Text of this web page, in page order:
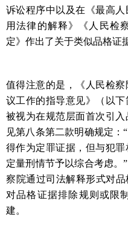
诉讼程序中以及在《最高
用法律的解释》《人民检
定》作出了关于类似品格证
值得注意的是，《人民检
议工作的指导意见》（以
被视为在规范层面首次引
见第八条第二款明确规定：“
得作为定罪证据，但与犯
定量刑情节予以综合考虑。”
察院通过司法解释形式对品
对品格证据排除规则或限
建。